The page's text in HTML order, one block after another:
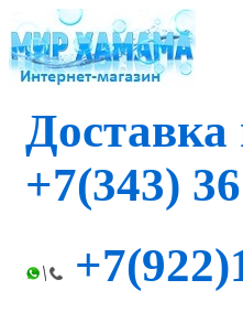
+7(343)